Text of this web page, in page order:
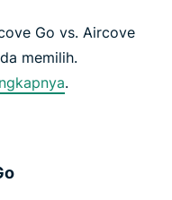
Go vs. Aircove
memilih.
.